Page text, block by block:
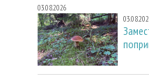
03.08.2026